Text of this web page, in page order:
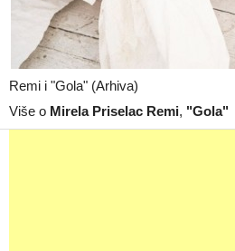
Remi i "Gola" (Arhiva)
Više o Mirela Priselac Remi, "Gola"